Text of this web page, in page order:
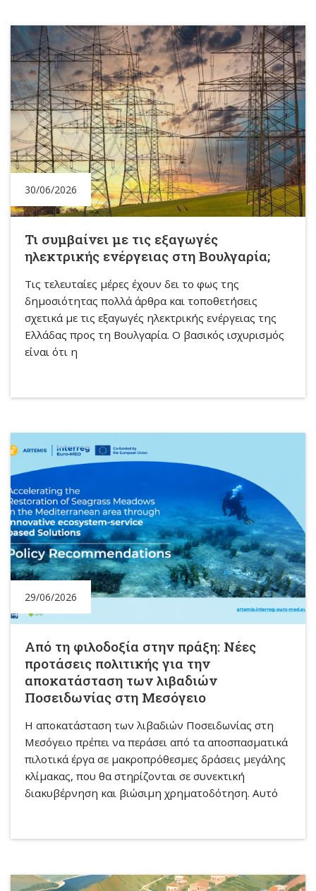
30/06/2026
Τι συμβαίνει με τις εξαγωγές
ηλεκτρικής ενέργειας στη Βουλγαρία;
Τις τελευταίες μέρες έχουν δει το φως της
δημοσιότητας πολλά άρθρα και τοποθετήσεις
σχετικά με τις εξαγωγές ηλεκτρικής ενέργειας της
Ελλάδας προς τη Βουλγαρία. Ο βασικός ισχυρισμός
είναι ότι η
29/06/2026
Από τη φιλοδοξία στην πράξη: Νέες
προτάσεις πολιτικής για την
αποκατάσταση των λιβαδιών
Ποσειδωνίας στη Μεσόγειο
Η αποκατάσταση των λιβαδιών Ποσειδωνίας στη
Μεσόγειο πρέπει να περάσει από τα αποσπασματικά
πιλοτικά έργα σε μακροπρόθεσμες δράσεις μεγάλης
κλίμακας, που θα στηρίζονται σε συνεκτική
διακυβέρνηση και βιώσιμη χρηματοδότηση. Αυτό